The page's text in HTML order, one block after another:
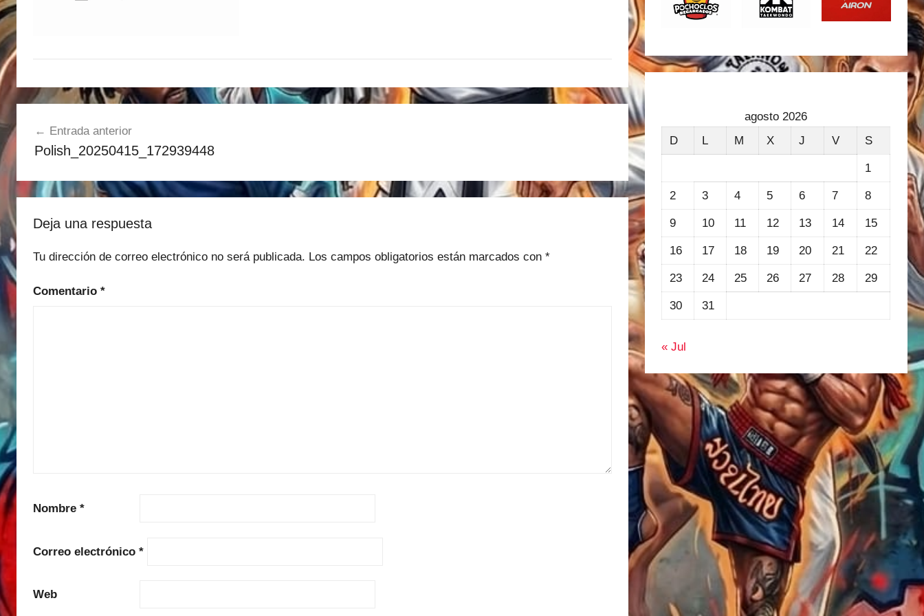
de
entradas
Entrada anterior
Polish_20250415_172939448
Deja una respuesta
Tu dirección de correo electrónico no será publicada. Los campos obligatorios están marcados con *
Comentario *
Nombre *
Correo electrónico *
Web
agosto 2026
D
L M X J V S
1
2 3 4 5 6 7 8
9 10 11 12 13 14 15
16 17 18 19 20 21 22
23 24 25 26 27 28 29
30 31
« Jul